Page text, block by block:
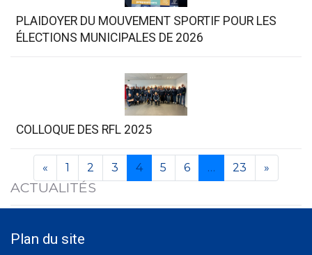
PLAIDOYER DU MOUVEMENT SPORTIF POUR LES
ÉLECTIONS MUNICIPALES DE 2026
COLLOQUE DES RFL 2025
« 1 2 3 4 5 6 … 23 »
ACTUALITÉS
Plan du site